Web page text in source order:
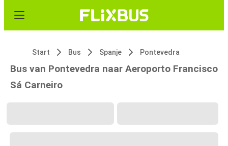
Start Bus Spanje Pontevedra
Bus van Pontevedra naar Aeroporto Francisco
Sá Carneiro